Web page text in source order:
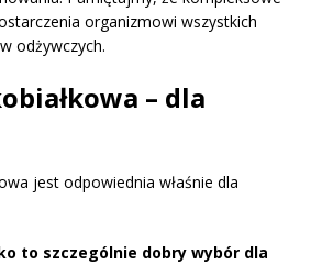
organizmowi wszystkich
odżywczych.
– dla
jest odpowiednia właśnie dla
to szczególnie dobry wybór dla